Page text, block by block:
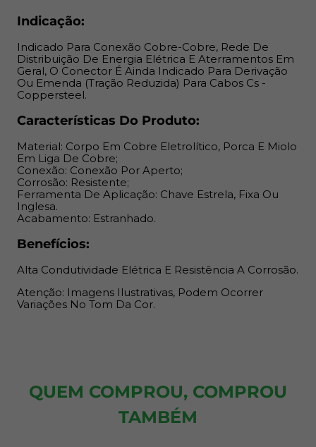
No Tom Da Cor.
Indicação:
Indicado Para Conexão Cobre-Cobre, Rede De
Distribuição De Energia Elétrica E Aterramentos Em
Geral, O Conector É Ainda Indicado Para Derivação
Ou Emenda (Tração Reduzida) Para Cabos Cs -
Coppersteel.
Características Do Produto:
Material: Corpo Em Cobre Eletrolítico, Porca E Miolo
Em Liga De Cobre;
Conexão: Conexão Por Aperto;
Corrosão: Resistente;
Ferramenta De Aplicação: Chave Estrela, Fixa Ou
Inglesa.
Acabamento: Estranhado.
Benefícios:
Alta Condutividade Elétrica E Resistência A Corrosão.
Atenção: Imagens Ilustrativas, Podem Ocorrer
Variações No Tom Da Cor.
QUEM COMPROU, COMPROU
TAMBÉM